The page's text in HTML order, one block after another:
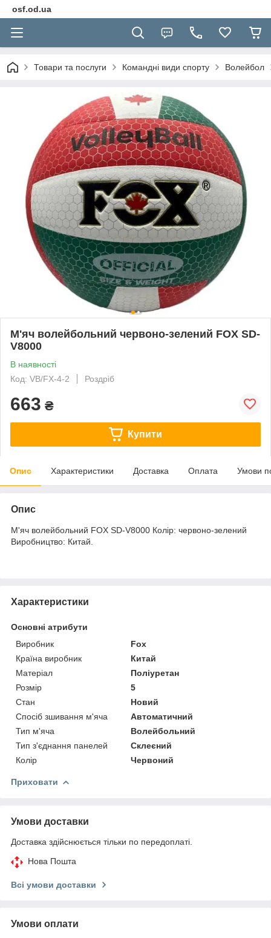
osf.od.ua
Товари та послуги Командні види спорту Волейбол
М'яч волейбольний червоно-зелений FOX SD-
V8000
В наявності
Код: VB/FX-4-2
Роздріб
663 ₴
Купити
Опис Характеристики Доставка Оплата Умови
Опис
М'яч волейбольний FOX SD-V8000 Колір: червоно-зелений
Виробництво: Китай.
Характеристики
Основні атрибути
Виробник
Fox
Країна виробник
Китай
Матеріал
Поліуретан
Розмір
5
Стан
Новий
Спосіб зшивання м'яча
Автоматичний
Тип м'яча
Волейбольний
Тип з'єднання панелей
Склеєний
Колір
Червоний
Приховати
Умови доставки
Доставка здійснюється тільки по передоплаті.
Нова Пошта
Всі умови доставки
Умови оплати